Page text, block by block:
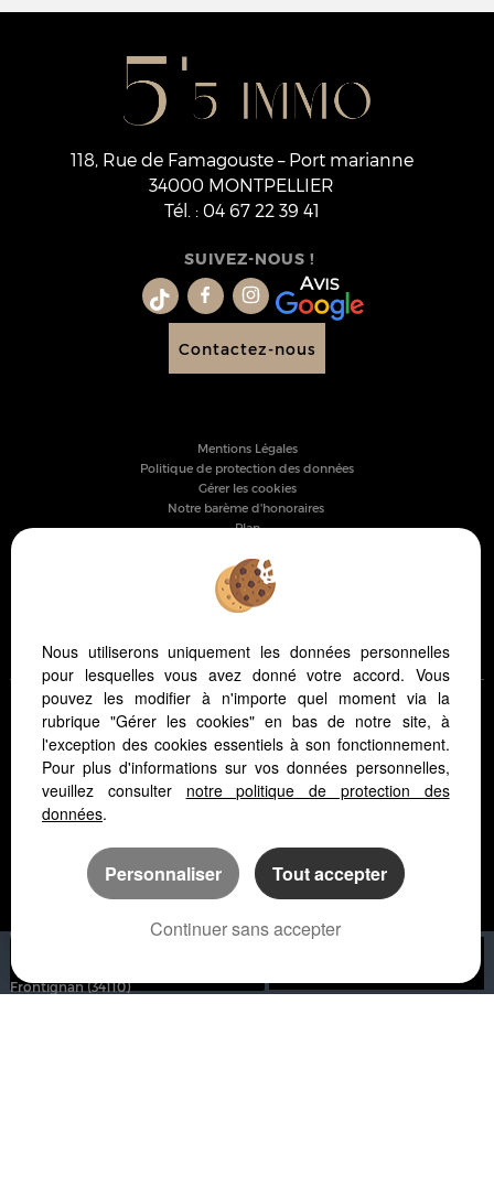
118, Rue de Famagouste – Port marianne
34000 MONTPELLIER
Tél. : 04 67 22 39 41
SUIVEZ-NOUS !
Contactez-nous
Mentions Légales
Politique de protection des données
Gérer les cookies
Notre barème d'honoraires
Plan
PARTAGER :
Logiciel de transaction
Site internet immobilier
Montpellier (34000)
Castelnau Le Lez (34170)
La Grande-motte (34280)
Frontignan (34110)
Nous utiliserons uniquement les données personnelles
pour lesquelles vous avez donné votre accord. Vous
pouvez les modifier à n'importe quel moment via la
rubrique "Gérer les cookies" en bas de notre site, à
l'exception des cookies essentiels à son fonctionnement.
Pour plus d'informations sur vos données personnelles,
veuillez consulter notre politique de protection des
données.
Personnaliser Tout accepter
Continuer sans accepter